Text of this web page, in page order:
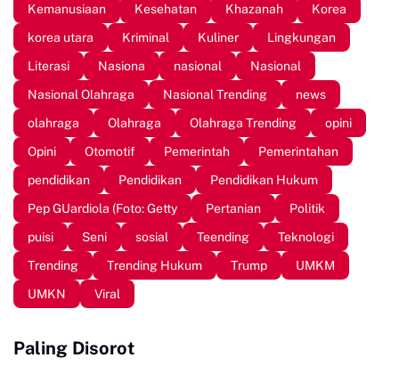
Kemanusiaan
Kesehatan Khazanah
Korea
korea utara
Kriminal Kuliner
Lingkungan
Literasi
Nasiona nasional
Nasional
Nasional Olahraga
Nasional Trending
news
olahraga
Olahraga Olahraga Trending
opini
Opini
Otomotif Pemerintah
Pemerintahan
pendidikan
Pendidikan
Pendidikan Hukum
Pep GUardiola (Foto: Getty
Pertanian
Politik
puisi
Seni sosial Teending
Teknologi
Trending
Trending Hukum Trump
UMKM
UMKN
Viral
Paling Disorot